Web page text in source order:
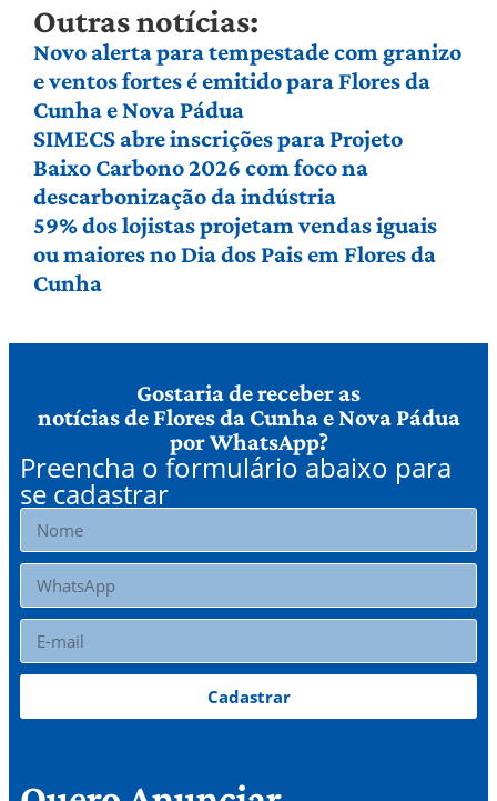
Outras notícias:
Novo alerta para tempestade com granizo
e ventos fortes é emitido para Flores da
Cunha e Nova Pádua
SIMECS abre inscrições para Projeto
Baixo Carbono 2026 com foco na
descarbonização da indústria
59% dos lojistas projetam vendas iguais
ou maiores no Dia dos Pais em Flores da
Cunha
Gostaria de receber as
notícias de Flores da Cunha e Nova Pádua
por WhatsApp?
Preencha o formulário abaixo para
se cadastrar
Cadastrar